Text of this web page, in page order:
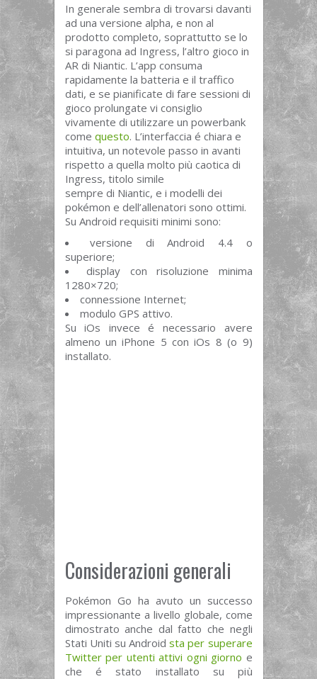
In generale sembra di trovarsi davanti
ad una versione alpha, e non al
prodotto completo, soprattutto se lo
si paragona ad Ingress, l’altro gioco in
AR di Niantic. L’app consuma
rapidamente la batteria e il traffico
dati, e se pianificate di fare sessioni di
gioco prolungate vi consiglio
vivamente di utilizzare un powerbank
come questo. L’interfaccia é chiara e
intuitiva, un notevole passo in avanti
rispetto a quella molto più caotica di
Ingress, titolo simile
sempre di Niantic, e i modelli dei
pokémon e dell’allenatori sono ottimi.
Su Android requisiti minimi sono:
versione di Android 4.4 o
superiore;
display con risoluzione minima
1280×720;
connessione Internet;
modulo GPS attivo.
Su iOs invece é necessario avere
almeno un iPhone 5 con iOs 8 (o 9)
installato.
Considerazioni generali
Pokémon Go ha avuto un successo
impressionante a livello globale, come
dimostrato anche dal fatto che negli
Stati Uniti su Androidsta per superare
Twitter per utenti attivi ogni giorno e
che é stato installato su più